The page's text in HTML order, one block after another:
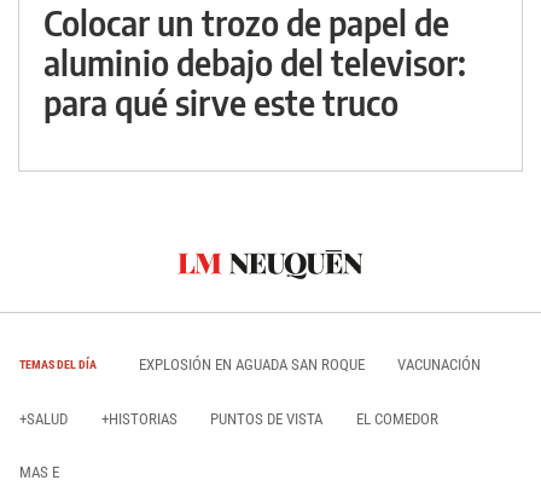
Colocar un trozo de papel de
aluminio debajo del televisor:
para qué sirve este truco
TEMAS DEL DÍA EXPLOSIÓN EN AGUADA SAN ROQUE VACUNACIÓN
+SALUD +HISTORIAS PUNTOS DE VISTA EL COMEDOR
MAS E